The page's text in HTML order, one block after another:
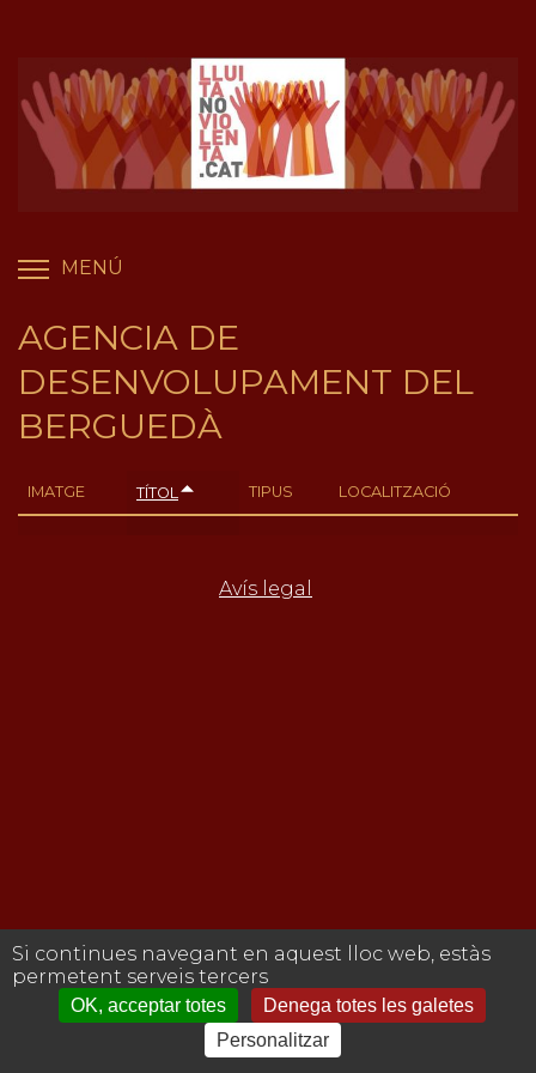
contingut
MENÚ
AGENCIA DE
DESENVOLUPAMENT DEL
BERGUEDÀ
IMATGE TÍTOL TIPUS LOCALITZACIÓ
Avís legal
Si continues navegant en aquest lloc web, estàs
permetent serveis tercers
OK, acceptar totes
Denega totes les galetes
Personalitzar